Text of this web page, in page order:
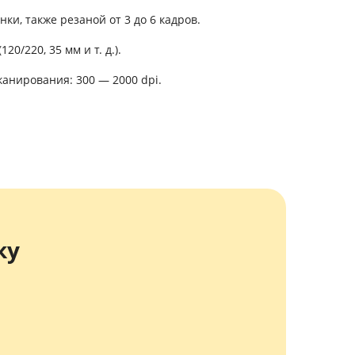
также резаной от 3 до 6 кадров.
220, 35 мм и т. д.).
300 — 2000 dpi.